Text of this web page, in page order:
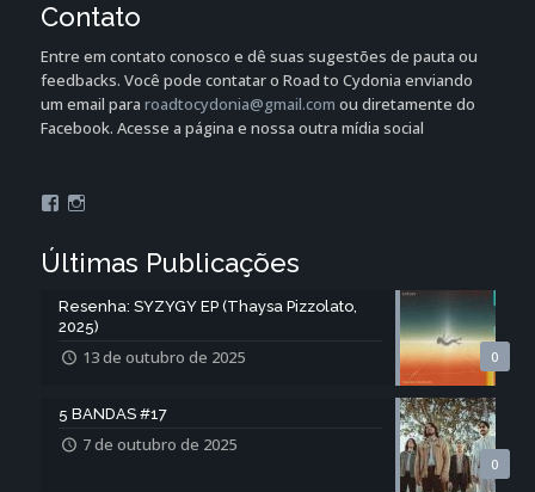
Contato
Entre em contato conosco e dê suas sugestões de pauta ou
feedbacks. Você pode contatar o Road to Cydonia enviando
um email para roadtocydonia@gmail.com ou diretamente do
Facebook. Acesse a página e nossa outra mídia social
Facebook
Últimas Publicações
0
Resenha: SYZYGY EP (Thaysa Pizzolato,
2025)
13 de outubro de 2025
0
5 BANDAS #17
7 de outubro de 2025